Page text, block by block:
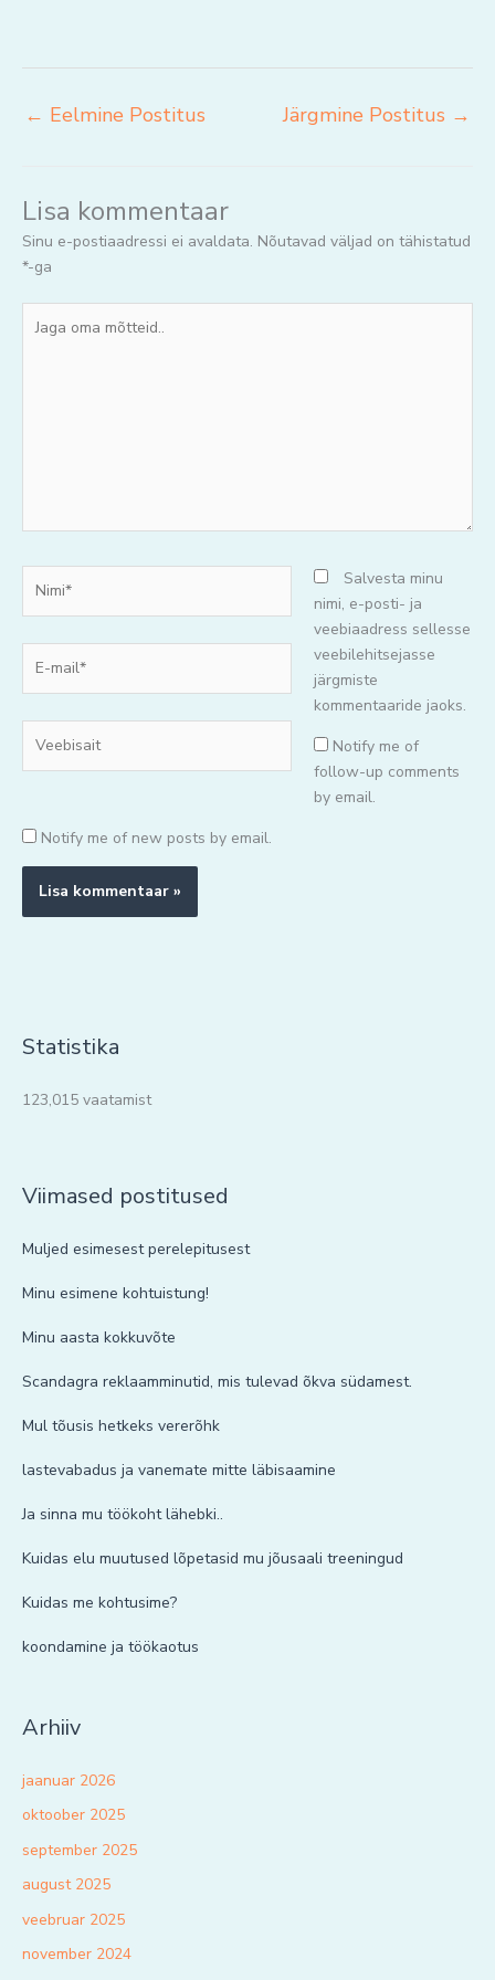
← Eelmine Postitus Järgmine Postitus →
Lisa kommentaar
Sinu e-postiaadressi ei avaldata. Nõutavad väljad on tähistatud
*-ga
oma
mail*
Salvesta minu
nimi, e-posti- ja
veebiaadress sellesse
veebilehitsejasse
järgmiste
kommentaaride jaoks.
Notify me of
follow-up comments
by email.
Notify me of new posts by email.
Statistika
123,015 vaatamist
Viimased postitused
Muljed esimesest perelepitusest
Minu esimene kohtuistung!
Minu aasta kokkuvõte
Scandagra reklaamminutid, mis tulevad õkva südamest.
Mul tõusis hetkeks vererõhk
lastevabadus ja vanemate mitte läbisaamine
Ja sinna mu töökoht lähebki..
Kuidas elu muutused lõpetasid mu jõusaali treeningud
Kuidas me kohtusime?
koondamine ja töökaotus
Arhiiv
jaanuar 2026
oktoober 2025
september 2025
august 2025
veebruar 2025
november 2024